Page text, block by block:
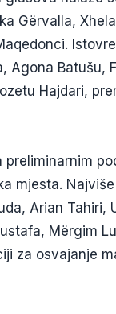
Gërvalla,
Agona Batušu,
Hajdari,
preliminarnim
mjesta.
Arian Tahiri,
Mërgim
za osvajanje